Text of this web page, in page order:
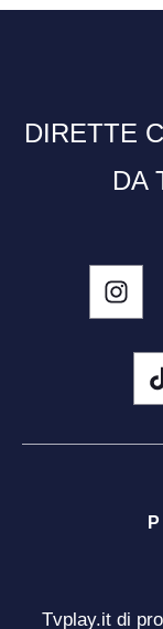
DIRETTE
DA
Tvplay.it di